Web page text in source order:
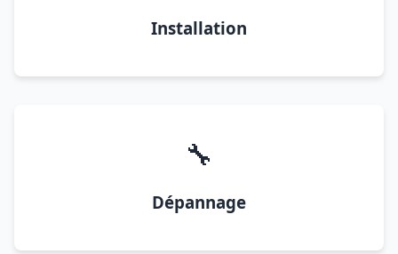
Installation
🔧
Dépannage